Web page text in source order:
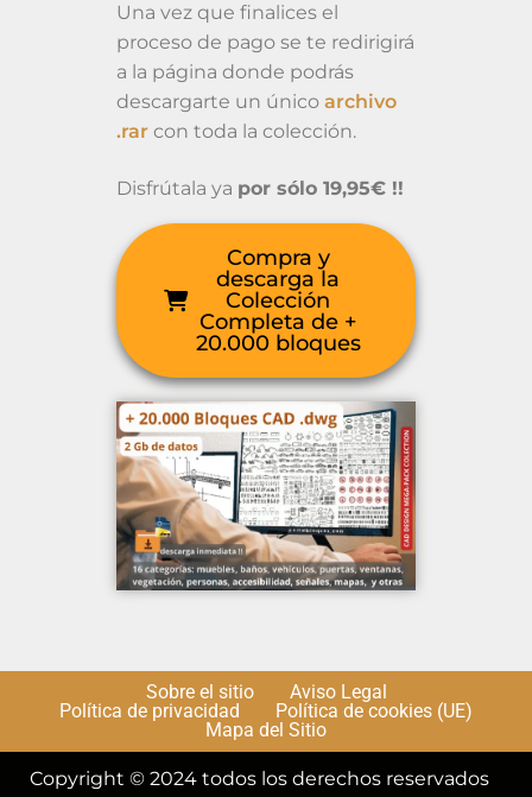
Una vez que finalices el
proceso de pago se te redirigirá
a la página donde podrás
descargarte un único archivo
.rar con toda la colección.
Disfrútala ya por sólo 19,95€ !!
Compra y
descarga la
Colección
Completa de +
20.000 bloques
Sobre el sitio
Aviso Legal
Política de privacidad
Política de cookies (UE)
Mapa del Sitio
Copyright © 2024 todos los derechos reservados